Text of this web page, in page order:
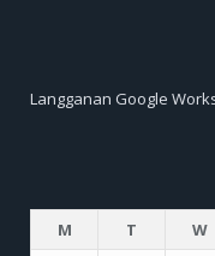
Langganan Google
M
T W